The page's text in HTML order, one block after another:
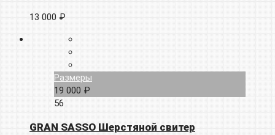
13 000 ₽
Размеры
19 000 ₽
56
GRAN SASSO Шерстяной свитер